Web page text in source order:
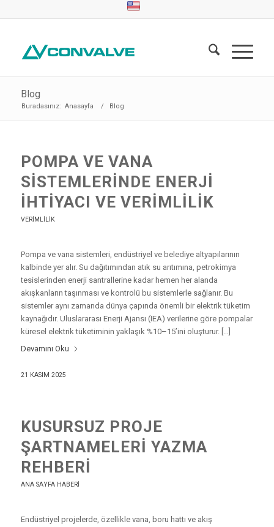
Blog
Buradasınız: Anasayfa / Blog
POMPA VE VANA
SISTEMLERINDE ENERJI
İHTIYACI VE VERIMLILIK
VERIMLILIK
Pompa ve vana sistemleri, endüstriyel ve belediye altyapılarının
kalbinde yer alır. Su dağıtımından atık su arıtımına, petrokimya
tesislerinden enerji santrallerine kadar hemen her alanda
akışkanların taşınması ve kontrolü bu sistemlerle sağlanır. Bu
sistemler aynı zamanda dünya çapında önemli bir elektrik tüketim
kaynağıdır. Uluslararası Enerji Ajansı (IEA) verilerine göre pompalar
küresel elektrik tüketiminin yaklaşık %10–15’ini oluşturur. […]
Devamını Oku
21 KASIM 2025
KUSURSUZ PROJE
ŞARTNAMELERI YAZMA
REHBERI
ANA SAYFA HABERI
Endüstriyel projelerde, özellikle vana, boru hattı ve akış